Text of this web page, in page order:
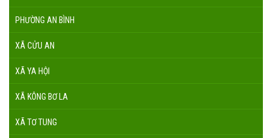
PHƯỜNG AN BÌNH
XÃ CỬU AN
XÃ YA HỘI
XÃ KÔNG BƠ LA
XÃ TƠ TUNG